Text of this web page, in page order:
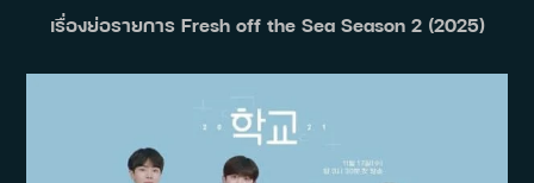
เรื่องย่อรายการ Fresh off the Sea Season 2 (2025)